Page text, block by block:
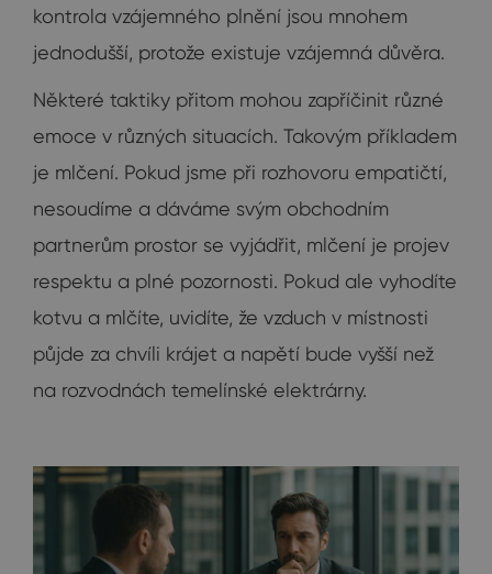
kontrola vzájemného plnění jsou mnohem
jednodušší, protože existuje vzájemná důvěra.
Některé taktiky přitom mohou zapříčinit různé
emoce v různých situacích. Takovým příkladem
je mlčení. Pokud jsme při rozhovoru empatičtí,
nesoudíme a dáváme svým obchodním
partnerům prostor se vyjádřit, mlčení je projev
respektu a plné pozornosti. Pokud ale vyhodíte
kotvu a mlčíte, uvidíte, že vzduch v místnosti
půjde za chvíli krájet a napětí bude vyšší než
na rozvodnách temelínské elektrárny.